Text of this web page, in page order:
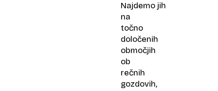
Najdemo jih
na
točno
določenih
območjih
ob
rečnih
gozdovih,